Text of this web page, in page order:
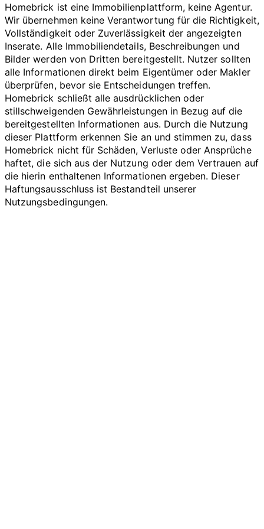
Homebrick ist eine Immobilienplattform, keine Agentur.
Wir übernehmen keine Verantwortung für die Richtigkeit,
Vollständigkeit oder Zuverlässigkeit der angezeigten
Inserate. Alle Immobiliendetails, Beschreibungen und
Bilder werden von Dritten bereitgestellt. Nutzer sollten
alle Informationen direkt beim Eigentümer oder Makler
überprüfen, bevor sie Entscheidungen treffen.
Homebrick schließt alle ausdrücklichen oder
stillschweigenden Gewährleistungen in Bezug auf die
bereitgestellten Informationen aus. Durch die Nutzung
dieser Plattform erkennen Sie an und stimmen zu, dass
Homebrick nicht für Schäden, Verluste oder Ansprüche
haftet, die sich aus der Nutzung oder dem Vertrauen auf
die hierin enthaltenen Informationen ergeben. Dieser
Haftungsausschluss ist Bestandteil unserer
Nutzungsbedingungen.